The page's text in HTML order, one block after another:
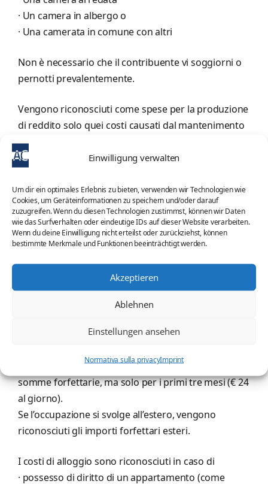
Einwilligung verwalten
Um dir ein optimales Erlebnis zu bieten, verwenden wir Technologien wie
Cookies, um Geräteinformationen zu speichern und/oder darauf
zuzugreifen. Wenn du diesen Technologien zustimmst, können wir Daten
wie das Surfverhalten oder eindeutige IDs auf dieser Website verarbeiten.
Wenn du deine Einwilligung nicht erteilst oder zurückziehst, können
bestimmte Merkmale und Funktionen beeinträchtigt werden.
Akzeptieren
Ablehnen
Einstellungen ansehen
Normativa sulla privacyImprint
· Un camera in albergo o
· Una camerata in comune con altri
Non è necessario che il contribuente vi soggiorni o
pernotti prevalentemente.
Vengono riconosciuti come spese per la produzione
di reddito solo quei costi causati dal mantenimento
della seconda abitazione. Esse sono:
· Spese di viaggio
· Costi di alloggio,
· Costi per il trasloco.
Tali spese possono venir rimborsate dal datore di
lavoro esentasse.
dedurre le spese effettive o le tariffe forfettarie (€
0.30/km effettivi quando si utilizza la propria auto).
massimo un viaggio settimanale (€ 0,30 per
Le spese aggiuntive per il vitto corrispondono alle
somme forfettarie, ma solo per i primi tre mesi (€ 24
al giorno).
Se l’occupazione si svolge all’estero, vengono
riconosciuti gli importi forfettari esteri.
I costi di alloggio sono riconosciuti in caso di
· possesso di diritto di un appartamento (come